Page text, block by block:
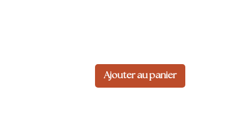
Ajouter au panier